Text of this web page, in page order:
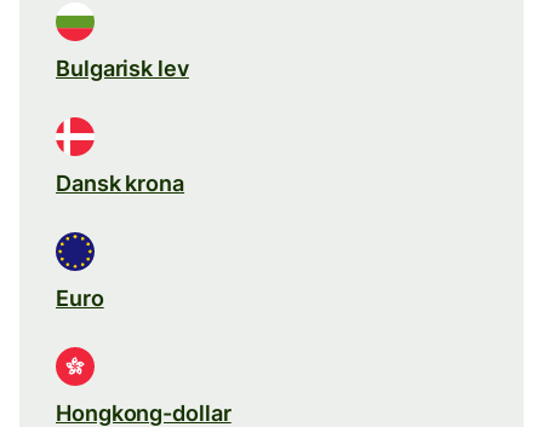
Bulgarisk lev
Dansk krona
Euro
Hongkong-dollar